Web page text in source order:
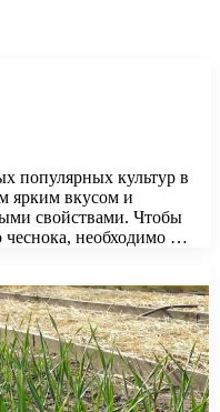
популярных культур в
ярким вкусом и
свойствами. Чтобы
чеснока, необходимо …